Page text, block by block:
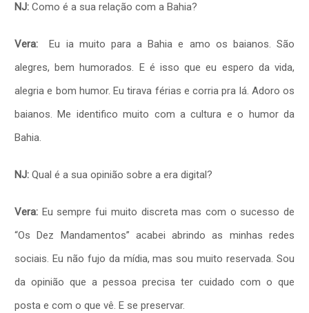
NJ: Como é a sua relação com a Bahia?
Vera: Eu ia muito para a Bahia e amo os baianos. São
alegres, bem humorados. E é isso que eu espero da vida,
alegria e bom humor. Eu tirava férias e corria pra lá. Adoro os
baianos. Me identifico muito com a cultura e o humor da
Bahia.
NJ: Qual é a sua opinião sobre a era digital?
Vera: Eu sempre fui muito discreta mas com o sucesso de
“Os Dez Mandamentos” acabei abrindo as minhas redes
sociais. Eu não fujo da mídia, mas sou muito reservada. Sou
da opinião que a pessoa precisa ter cuidado com o que
posta e com o que vê. E se preservar.